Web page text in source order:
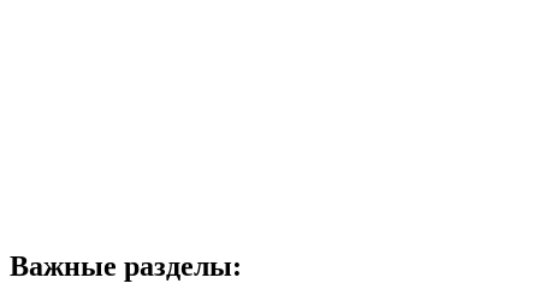
Важные разделы: